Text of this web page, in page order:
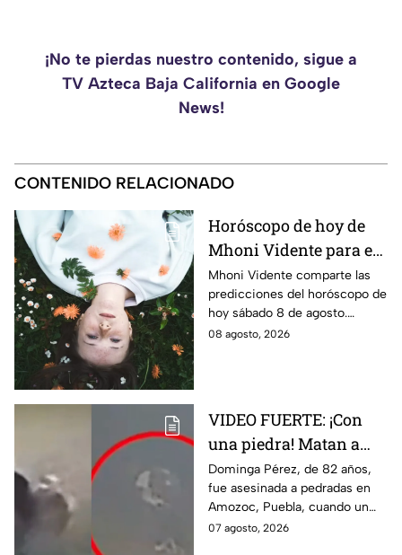
¡No te pierdas nuestro contenido, sigue a
TV Azteca Baja California en Google
News!
CONTENIDO RELACIONADO
Horóscopo de hoy de
Mhoni Vidente para el
sábado 8 de agosto
¡Cierre de ciclo!
Mhoni Vidente comparte las
predicciones del horóscopo de
hoy sábado 8 de agosto.
Descubre qué signos vivirán
08 agosto, 2026
VIDEO FUERTE: ¡Con
una piedra! Matan a
vendedora de cemitas
de 82 años mientras iba
a su casa
Dominga Pérez, de 82 años,
fue asesinada a pedradas en
Amozoc, Puebla, cuando un
sujeto le robó los 90 pesos
07 agosto, 2026